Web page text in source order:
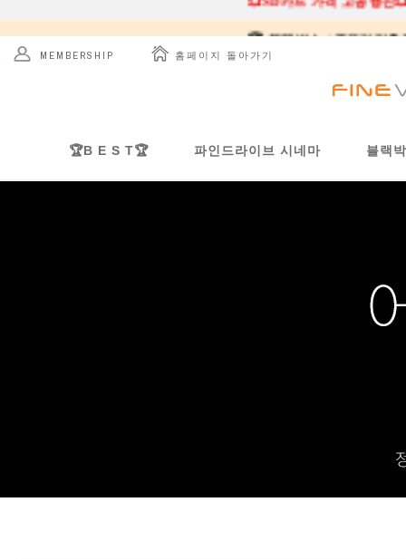
🏆 블랙박스 / 골프거리측
💥SD카드 가격 고공행진
MEMBERSHIP 홈페이지 돌아가기
🏆B E S T🏆 파인드라이브 시네마 블랙